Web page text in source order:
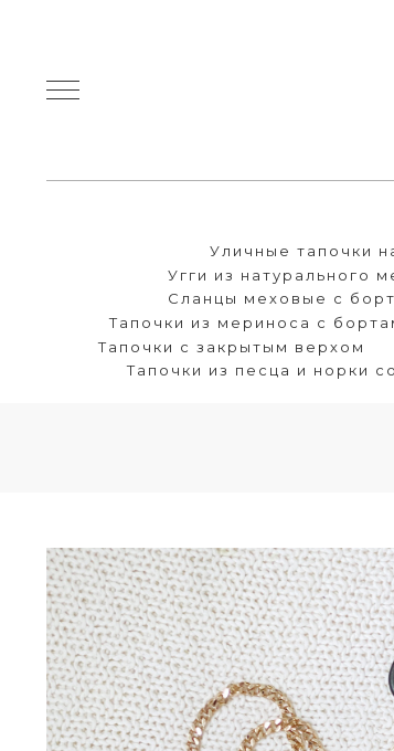
Уличные тапочки
Угги из натурального
Сланцы меховые с
Тапочки из мериноса с
Тапочки с закрытым верхом
Тапочки из песца и норки